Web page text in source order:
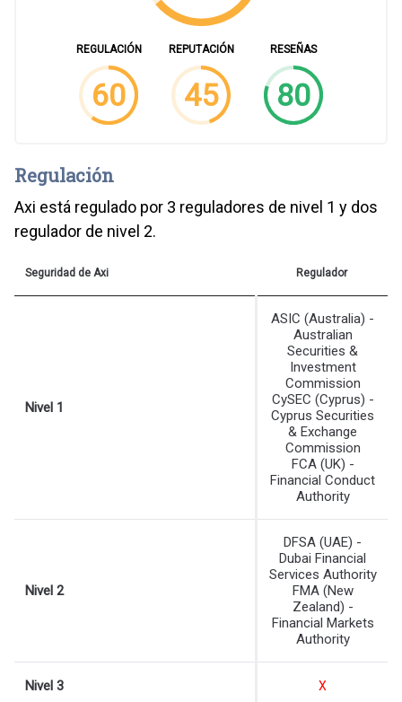
REGULACIÓN
60
REPUTACIÓN
45
RESEÑAS
86
Regulación
Axi está regulado por 3 reguladores de nivel 1 y dos
regulador de nivel 2.
Seguridad de Axi Regulador
Nivel 1
ASIC (Australia) -
Australian
Securities &
Investment
Commission
CySEC (Cyprus) -
Cyprus Securities
& Exchange
Commission
FCA (UK) -
Financial Conduct
Authority
Nivel 2
DFSA (UAE) -
Dubai Financial
Services Authority
FMA (New
Zealand) -
Financial Markets
Authority
Nivel 3 X